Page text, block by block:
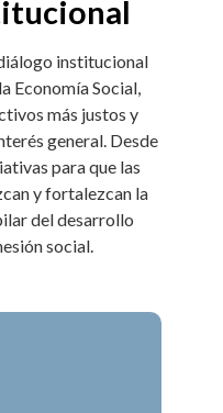
institucional
Economía Social,
más justos y
general. Desde
para que las
y fortalezcan la
del desarrollo
social.